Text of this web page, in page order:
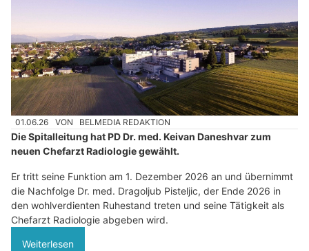
01.06.26 VON BELMEDIA REDAKTION
Die Spitalleitung hat PD Dr. med. Keivan Daneshvar zum
neuen Chefarzt Radiologie gewählt.
Er tritt seine Funktion am 1. Dezember 2026 an und übernimmt
die Nachfolge Dr. med. Dragoljub Pisteljic, der Ende 2026 in
den wohlverdienten Ruhestand treten und seine Tätigkeit als
Chefarzt Radiologie abgeben wird.
Weiterlesen